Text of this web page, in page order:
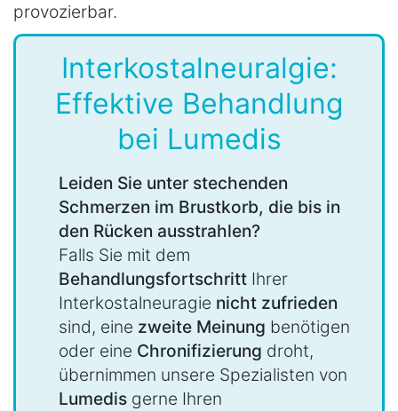
provozierbar.
Interkostalneuralgie:
Effektive Behandlung
bei Lumedis
Leiden Sie unter stechenden
Schmerzen im Brustkorb, die bis in
den Rücken ausstrahlen?
Falls Sie mit dem
Behandlungsfortschritt Ihrer
Interkostalneuragie nicht zufrieden
sind, eine zweite Meinung benötigen
oder eine Chronifizierung droht,
übernimmen unsere Spezialisten von
Lumedis gerne Ihren